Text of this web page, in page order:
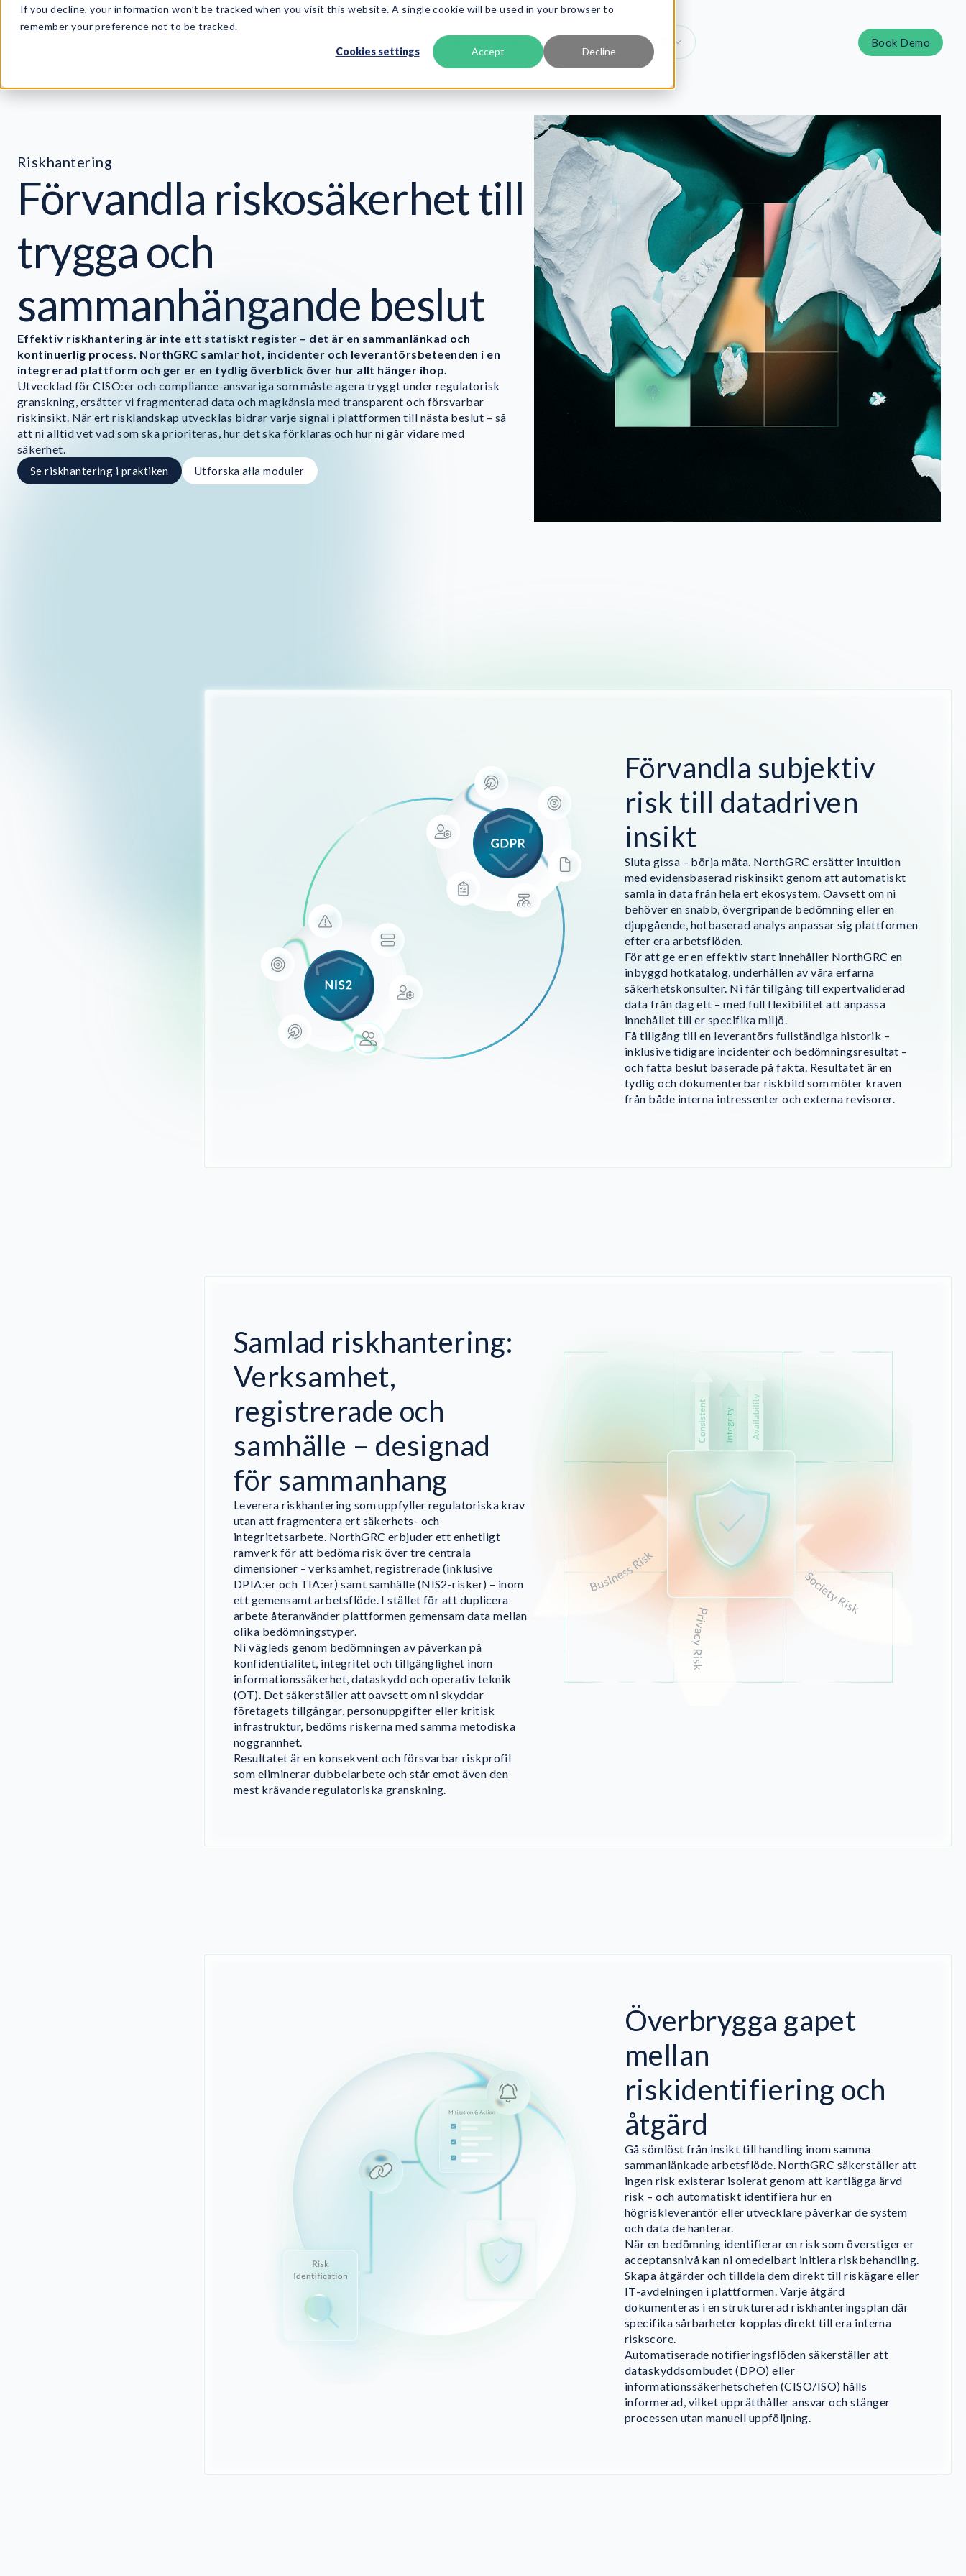
If you decline, your information won’t be tracked when you visit this website. A single cookie will be used in your browser to
remember your preference not to be tracked.
Cookies settings Accept Decline
Tjänster Resurser Book Demo
Riskhantering
Förvandla riskosäkerhet till
trygga och
sammanhängande beslut
Effektiv riskhantering är inte ett statiskt register – det är en sammanlänkad och
kontinuerlig process. NorthGRC samlar hot, incidenter och leverantörsbeteenden i en
integrerad plattform och ger er en tydlig överblick över hur allt hänger ihop.
Utvecklad för CISO:er och compliance-ansvariga som måste agera tryggt under regulatorisk
granskning, ersätter vi fragmenterad data och magkänsla med transparent och försvarbar
riskinsikt. När ert risklandskap utvecklas bidrar varje signal i plattformen till nästa beslut – så
att ni alltid vet vad som ska prioriteras, hur det ska förklaras och hur ni går vidare med
säkerhet.
Se riskhantering i praktiken Utforska alla moduler
Förvandla subjektiv
risk till datadriven
insikt
Sluta gissa – börja mäta. NorthGRC ersätter intuition
med evidensbaserad riskinsikt genom att automatiskt
samla in data från hela ert ekosystem. Oavsett om ni
behöver en snabb, övergripande bedömning eller en
djupgående, hotbaserad analys anpassar sig plattformen
efter era arbetsflöden.
För att ge er en effektiv start innehåller NorthGRC en
inbyggd hotkatalog, underhållen av våra erfarna
säkerhetskonsulter. Ni får tillgång till expertvaliderad
data från dag ett – med full flexibilitet att anpassa
innehållet till er specifika miljö.
Få tillgång till en leverantörs fullständiga historik –
inklusive tidigare incidenter och bedömningsresultat –
och fatta beslut baserade på fakta. Resultatet är en
tydlig och dokumenterbar riskbild som möter kraven
från både interna intressenter och externa revisorer.
Samlad riskhantering:
Verksamhet,
registrerade och
samhälle – designad
för sammanhang
Leverera riskhantering som uppfyller regulatoriska krav
utan att fragmentera ert säkerhets- och
integritetsarbete. NorthGRC erbjuder ett enhetligt
ramverk för att bedöma risk över tre centrala
dimensioner – verksamhet, registrerade (inklusive
DPIA:er och TIA:er) samt samhälle (NIS2-risker) – inom
ett gemensamt arbetsflöde. I stället för att duplicera
arbete återanvänder plattformen gemensam data mellan
olika bedömningstyper.
Ni vägleds genom bedömningen av påverkan på
konfidentialitet, integritet och tillgänglighet inom
informationssäkerhet, dataskydd och operativ teknik
(OT). Det säkerställer att oavsett om ni skyddar
företagets tillgångar, personuppgifter eller kritisk
infrastruktur, bedöms riskerna med samma metodiska
noggrannhet.
Resultatet är en konsekvent och försvarbar riskprofil
som eliminerar dubbelarbete och står emot även den
mest krävande regulatoriska granskning.
Överbrygga gapet
mellan
riskidentifiering och
åtgärd
Gå sömlöst från insikt till handling inom samma
sammanlänkade arbetsflöde. NorthGRC säkerställer att
ingen risk existerar isolerat genom att kartlägga ärvd
risk – och automatiskt identifiera hur en
högriskleverantör eller utvecklare påverkar de system
och data de hanterar.
När en bedömning identifierar en risk som överstiger er
acceptansnivå kan ni omedelbart initiera riskbehandling.
Skapa åtgärder och tilldela dem direkt till riskägare eller
IT-avdelningen i plattformen. Varje åtgärd
dokumenteras i en strukturerad riskhanteringsplan där
specifika sårbarheter kopplas direkt till era interna
riskscore.
Automatiserade notifieringsflöden säkerställer att
dataskyddsombudet (DPO) eller
informationssäkerhetschefen (CISO/ISO) hålls
informerad, vilket upprätthåller ansvar och stänger
processen utan manuell uppföljning.